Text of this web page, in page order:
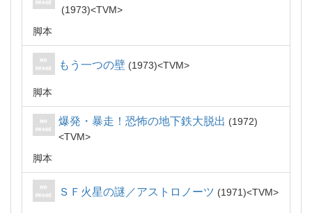
1973
TVM
脚本
もう一つの壁 1973 TVM
脚本
爆発・暴走！恐怖の地下鉄大脱出
1972
TVM
脚本
ＳＦ火星の謎／アストロノーツ 1971 TVM